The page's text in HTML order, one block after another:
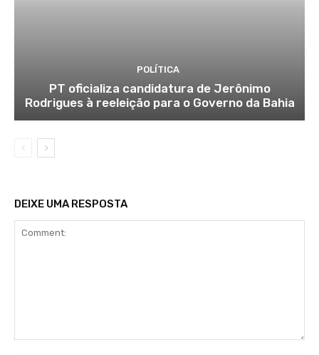
POLÍTICA
PT oficializa candidatura de Jerônimo
Rodrigues à reeleição para o Governo da Bahia
DEIXE UMA RESPOSTA